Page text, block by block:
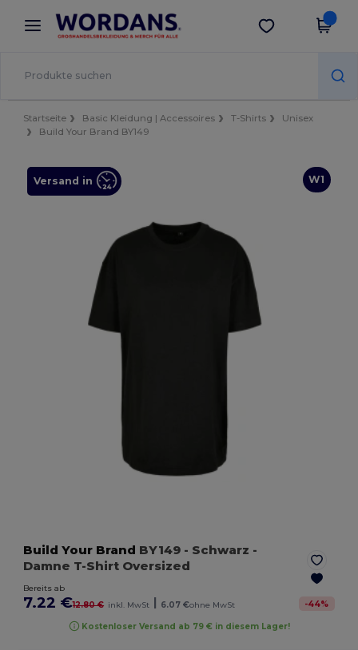
× Wordans App
Bessere Preise in der App!
App holen
Startseite Basic Kleidung | Accessoires T-Shirts
Unisex
Build Your Brand BY149
W1
Versand in
Build Your Brand BY149 - Schwarz -
Damne T-Shirt Oversized
Bereits ab
7.22 €12.80 € inkl. MwSt | 6.07 €ohne MwSt -44%
Kostenloser Versand ab 79 € in diesem Lager!